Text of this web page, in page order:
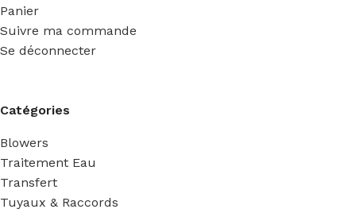
Panier
Suivre ma commande
Se déconnecter
Catégories
Blowers
Traitement Eau
Transfert
Tuyaux & Raccords